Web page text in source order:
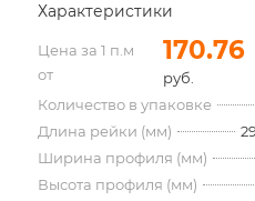
Характеристики
Цена за 1 п.м
от
170.76
руб.
Количество в упаковке
Длина рейки (мм)
Ширина профиля (мм)
Высота профиля (мм)